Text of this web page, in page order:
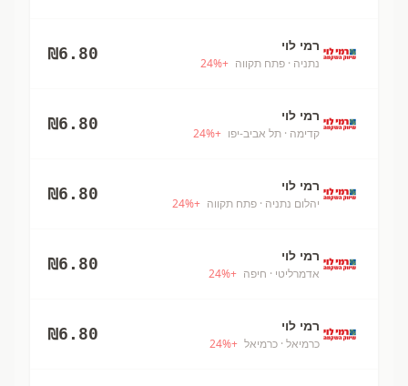
רמי לוי
נתניה · פתח תקווה +
24%
₪6.80
רמי לוי
קדימה · תל אביב-יפו +
24%
₪6.80
רמי לוי
יהלום נתניה · פתח תקווה +
24%
₪6.80
רמי לוי
אדמרליטי · חיפה +
24%
₪6.80
רמי לוי
כרמיאל · כרמיאל +
24%
₪6.80